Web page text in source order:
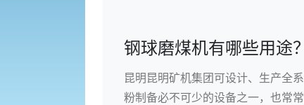
钢球磨煤机有哪些用途？
昆明昆明矿机集团可设计、生产全
粉制备必不可少的设备之一，也常